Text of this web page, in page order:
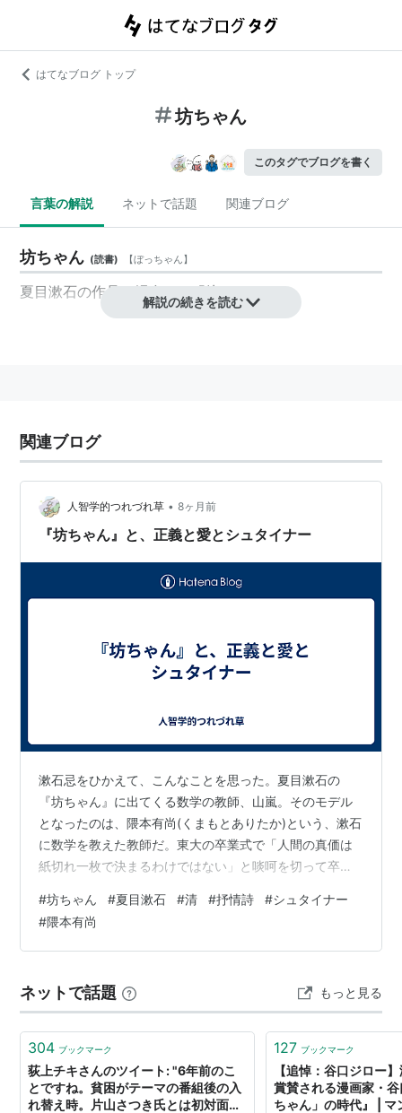
はてなブログ トップ
坊ちゃん
このタグでブログを書く
言葉の解説 ネットで話題 関連ブログ
坊ちゃん (読書) 【ぼっちゃん】
夏目漱石の作品の場合は→「坊っちゃん」
解説の続きを読む
関連ブログ
人智学的つれづれ草 • 8ヶ月前
『坊ちゃん』と、正義と愛とシュタイナー
漱石忌をひかえて、こんなことを思った。夏目漱石の
『坊ちゃん』に出てくる数学の教師、山嵐。そのモデル
となったのは、隈本有尚(くまもとありたか)という、漱石
に数学を教えた教師だ。東大の卒業式で「人間の真価は
紙切れ一枚で決まるわけではない」と啖呵を切って卒業
豪胆な人物だ。洋行した隈本は、シュタイナーの思想と
出会い、以降、人智学を研究し、日本に紹介するように
なる。実際にシュタイナーに会ったかどうかは、確かめ
は漱石に数学を教え、漱石は隈本をモデルにした人物を
山嵐として『坊ちゃん』に書いた。という間接的なつ…
#坊ちゃん #夏目漱石 #清 #抒情詩 #シュタイナー
#隈本有尚
ネットで話題 もっと見る
304 ブックマーク
荻上チキさんのツイート: "6年前のこ
とですね。貧困がテーマの番組後の入
れ替え時。片山さつき氏とは初対面。
127 ブックマーク
【追悼：谷口ジロー
賞賛される漫画家・
ちゃん」の時代』 | マ